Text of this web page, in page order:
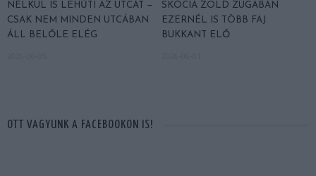
NÉLKÜL IS LEHŰTI AZ UTCÁT —
CSAK NEM MINDEN UTCÁBAN
ÁLL BELŐLE ELÉG
SKÓCIA ZÖLD ZUGÁBAN
EZERNÉL IS TÖBB FAJ
BUKKANT ELŐ
OTT VAGYUNK A FACEBOOKON IS!